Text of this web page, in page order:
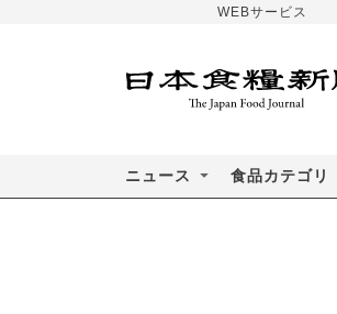
WEBサービス
ニュース 食品カテゴリ